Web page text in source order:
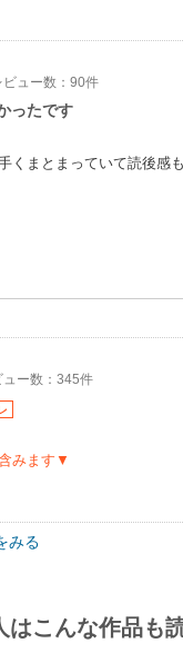
ビュー数：90件
ったです
くまとまっていて読後感
ュー数：345件
みます▼
みる
はこんな作品も